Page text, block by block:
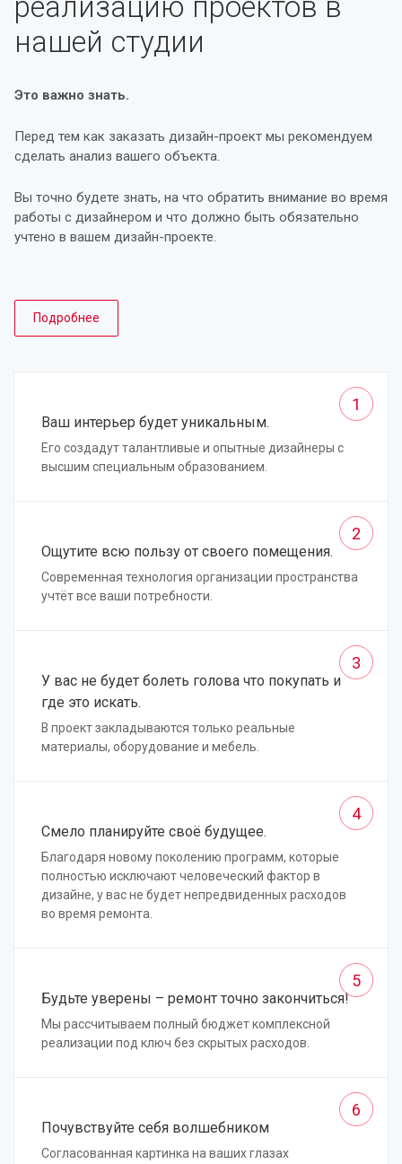
нашей студии
Это важно знать.
Перед тем как заказать дизайн-проект мы рекомендуем
сделать анализ вашего объекта.
Вы точно будете знать, на что обратить внимание во время
работы с дизайнером и что должно быть обязательно
учтено в вашем дизайн-проекте.
Подробнее
1
Ваш интерьер будет уникальным.
Его создадут талантливые и опытные дизайнеры с
высшим специальным образованием.
2
Ощутите всю пользу от своего помещения.
Современная технология организации пространства
учтёт все ваши потребности.
3
У вас не будет болеть голова что покупать и
где это искать.
В проект закладываются только реальные
материалы, оборудование и мебель.
4
Смело планируйте своё будущее.
Благодаря новому поколению программ, которые
полностью исключают человеческий фактор в
дизайне, у вас не будет непредвиденных расходов
во время ремонта.
5
Будьте уверены – ремонт точно закончиться!
Мы рассчитываем полный бюджет комплексной
реализации под ключ без скрытых расходов.
6
Почувствуйте себя волшебником
Согласованная картинка на ваших глазах